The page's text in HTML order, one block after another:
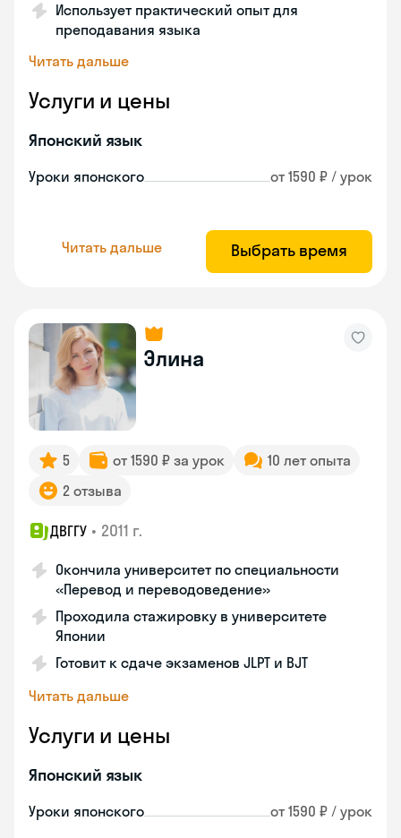
Использует практический опыт для
преподавания языка
Читать дальше
Услуги и цены
Японский язык
Уроки японского от 1590 ₽ / урок
Читать дальше Выбрать время
Элина
5 от 1590 ₽ за урок
10 лет опыта
2 отзыва
ДВГГУ • 2011 г.
Окончила университет по специальности
«Перевод и переводоведение»
Проходила стажировку в университете
Японии
Готовит к сдаче экзаменов JLPT и BJT
Читать дальше
Услуги и цены
Японский язык
Уроки японского от 1590 ₽ / урок